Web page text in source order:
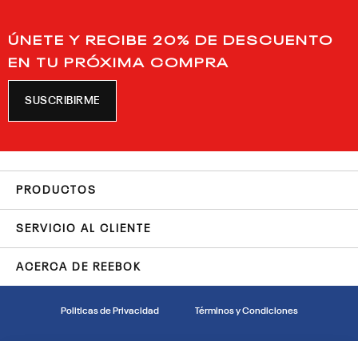
ÚNETE Y RECIBE 20% DE DESCUENTO
EN TU PRÓXIMA COMPRA
SUSCRIBIRME
PRODUCTOS
SERVICIO AL CLIENTE
ACERCA DE REEBOK
Politicas de Privacidad Términos y Condiciones